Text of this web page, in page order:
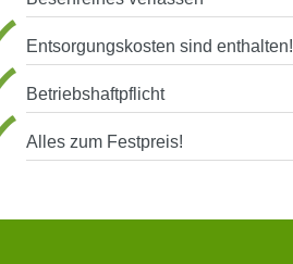
Entsorgungskosten sind enthalten!
Betriebshaftpflicht
Alles zum Festpreis!